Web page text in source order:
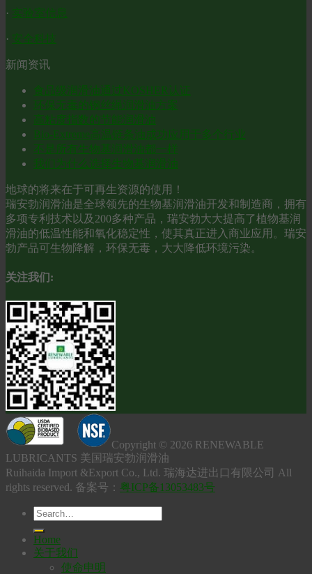
· 实验室信息
· 安全科技
新闻资讯
食品级润滑油通过KOSHER认证
环保无毒的钢丝绳润滑油方案
高粘度指数的节能润滑油
Bio-Extreme高温链条油成功应用于多个行业
不是所有生物基润滑油都一样
我们为什么选择生物基润滑油
地球的将来在于可再生资源的使用！
瑞安勃润滑油是全球领先的生物基润滑油开发和制造商，拥有
多项专利技术以及200多种产品，瑞安勃大大提高了植物基润
滑油的低温性能和氧化稳定性，使其真正进入商业应用。瑞安
勃产品可生物降解，环保无毒，大大降低环境污染。
关注我们:
Copyright © 2026 RENEWABLE
LUBRICANTS 美国瑞安勃润滑油
Ruihaida Import &Export Co., Ltd. 瑞海达进出口有限公司 All
rights reserved. 备案号： 粤ICP备13053483号
Home
关于我们
使命申明